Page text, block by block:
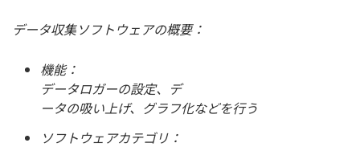
データ収集ソフトウェアの概要：
機能：
データロガーの設定、デ
ータの吸い上げ、グラフ化などを行う
ソフトウェアカテゴリ：